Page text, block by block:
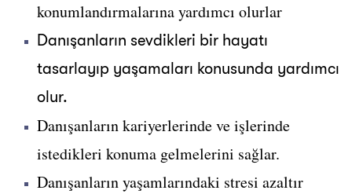
konumlandırmalarına yardımcı olurlar
Danışanların sevdikleri bir hayatı
tasarlayıp yaşamaları konusunda yardımcı
olur.
Danışanların kariyerlerinde ve işlerinde
istedikleri konuma gelmelerini sağlar.
Danışanların yaşamlarındaki stresi azaltır